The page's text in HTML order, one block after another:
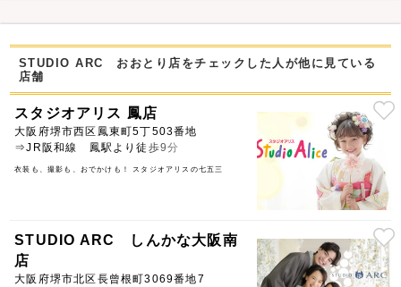
STUDIO ARC おおとり店をチェックした人が他に見ている
店舗
スタジオアリス 鳳店
大阪府堺市西区鳳東町5丁503番地
⇒JR阪和線 鳳駅より徒歩9分
衣装も、撮影も、おでかけも！ スタジオアリスの七五三
STUDIO ARC しんかな大阪南
店
大阪府堺市北区長曾根町3069番地7